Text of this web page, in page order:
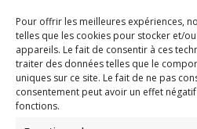
Pour offrir les meilleures expériences,
telles que les cookies pour stocker et/
appareils. Le fait de consentir à ces
traiter des données telles que le
uniques sur ce site. Le fait de ne pas
consentement peut avoir un effet
fonctions.
La
Fédération
Française
de Bridge
Compétitions
du Comité
Jeunesse
Mentions
Légales
100 route de Paris
69260 Charbonnières-les-
Email:
Tél: 04 78 42 10 89